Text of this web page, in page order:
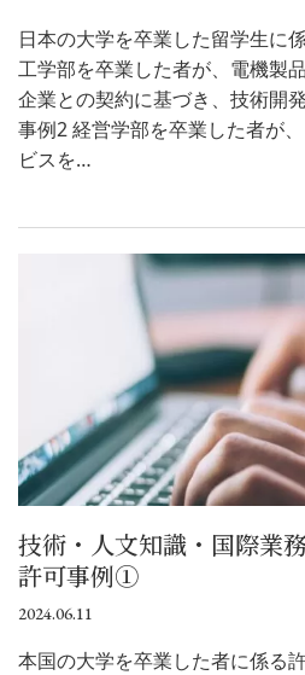
日本の大学を卒業した留学生に
工学部を卒業した者が、電機製
企業との契約に基づき、技術開
事例2 経営学部を卒業した者が
ビスを…
技術・人文知識・国際業
許可事例①
2024.06.11
本国の大学を卒業した者に係る